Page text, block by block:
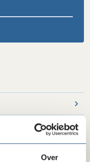
Over